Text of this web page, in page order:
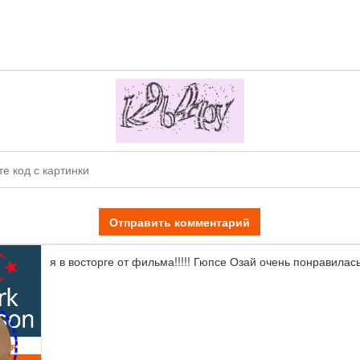
Отправить комментарий
я в восторге от фильма!!!!! Гюпсе Озай очень